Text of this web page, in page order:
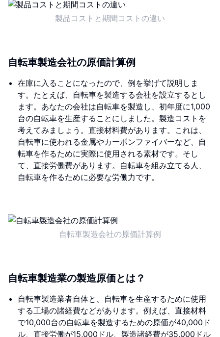
製品コストと期間コストの違い
自転車製造会社の原価計算例
在庫に入ることになったので、例を挙げて説明しま
す。たとえば、自転車を製造する会社を設立するとし
ます。あなたの会社は自転車を製造し、初年度に1,000
台の自転車を生産することにしました。製造コストを
考えてみましょう。直接材料費があります。これは、
自転車に使われる金属やカーボンファイバーなど、自
転車を作るために実際に使用される素材です。そし
て、直接労働費があります。自転車を組み立てる人、
自転車を作るために必要な労働力です。
自転車製造会社の原価計算例
自転車製造業の製造原価とは？
自転車製造業者自体と、自転車を生産するために使用
する工場の諸経費などがあります。例えば、直接材料
で10,000台の自転車を製造するための原価が40,000ド
ル、直接労働が15,000ドル、製造諸経費が35,000ドル